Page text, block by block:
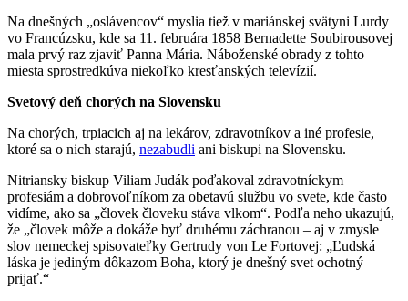
Na dnešných „oslávencov“ myslia tiež v mariánskej svätyni Lurdy
vo Francúzsku, kde sa 11. februára 1858 Bernadette Soubirousovej
mala prvý raz zjaviť Panna Mária. Náboženské obrady z tohto
miesta sprostredkúva niekoľko kresťanských televízií.
Svetový deň chorých na Slovensku
Na chorých, trpiacich aj na lekárov, zdravotníkov a iné profesie,
ktoré sa o nich starajú, nezabudli ani biskupi na Slovensku.
Nitriansky biskup Viliam Judák poďakoval zdravotníckym
profesiám a dobrovoľníkom za obetavú službu vo svete, kde často
vidíme, ako sa „človek človeku stáva vlkom“. Podľa neho ukazujú,
že „človek môže a dokáže byť druhému záchranou – aj v zmysle
slov nemeckej spisovateľky Gertrudy von Le Fortovej: „Ľudská
láska je jediným dôkazom Boha, ktorý je dnešný svet ochotný
prijať.“